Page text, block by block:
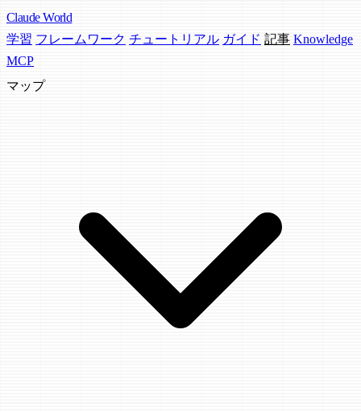
Claude World
学習 フレームワーク チュートリアル ガイド 記事 Knowledge
MCP
マップ